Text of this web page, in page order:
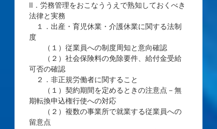
Ⅱ．労務管理をおこなううえで熟知しておくべき
法律と実務
１．出産・育児休業・介護休業に関する法制
度
（１）従業員への制度周知と意向確認
（２）社会保険料の免除要件、給付金受給
可否の確認
２．非正規労働者に関すること
（１）契約期間を定めるときの注意点－無
期転換申込権行使への対応
（２）複数の事業所で就業する従業員への
留意点